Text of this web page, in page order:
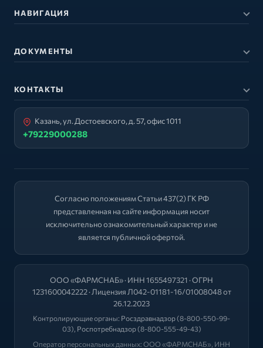
НАВИГАЦИЯ
ДОКУМЕНТЫ
КОНТАКТЫ
Казань, ул. Достоевского, д. 57, офис 1011
+79229000288
Согласно положениям Статьи 437(2) ГК РФ
представленная на сайте информация носит
исключительно ознакомительный характер и не
является публичной офертой.
ООО «ФАРМСНАБ» · ИНН 1655497321 · ОГРН
1231600042222 · Лицензия Л042-01181-16/01008048 от
26.12.2023
Контролирующие органы: Росздравнадзор(8-800-550-99-
03), Роспотребнадзор(8-800-555-49-43)
Оператор персональных данных: ООО «ФАРМСНАБ», ИНН